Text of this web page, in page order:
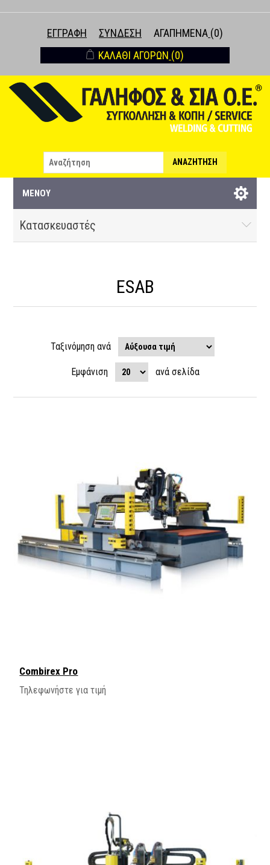
ΕΓΓΡΑΦΉ ΣΎΝΔΕΣΗ ΑΓΑΠΗΜΈΝΑ (0)
ΚΑΛΆΘΙ ΑΓΟΡΏΝ (0)
ΑΝΑΖΉΤΗΣΗ
ΜΕΝΟΎ
Κατασκευαστές
ESAB
Ταξινόμηση ανά
Εμφάνιση ανά σελίδα
Combirex Pro
Τηλεφωνήστε για τιμή